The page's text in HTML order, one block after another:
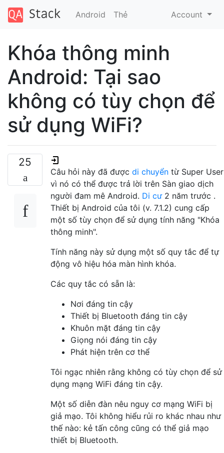
Android Thẻ Account
Khóa thông minh
Android: Tại sao
không có tùy chọn để
sử dụng WiFi?
25
Câu hỏi này đã được di chuyển từ Super User
vì nó có thể được trả lời trên Sàn giao dịch
người đam mê Android. Di cư 2 năm trước .
Thiết bị Android của tôi (v. 7.1.2) cung cấp
một số tùy chọn để sử dụng tính năng "Khóa
thông minh".
Tính năng này sử dụng một số quy tắc để tự
động vô hiệu hóa màn hình khóa.
Các quy tắc có sẵn là:
Nơi đáng tin cậy
Thiết bị Bluetooth đáng tin cậy
Khuôn mặt đáng tin cậy
Giọng nói đáng tin cậy
Phát hiện trên cơ thể
Tôi ngạc nhiên rằng không có tùy chọn để sử
dụng mạng WiFi đáng tin cậy.
Một số diễn đàn nêu nguy cơ mạng WiFi bị
giả mạo. Tôi không hiểu rủi ro khác nhau như
thế nào: kẻ tấn công cũng có thể giả mạo
thiết bị Bluetooth.